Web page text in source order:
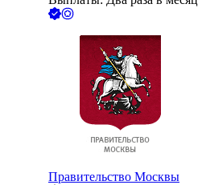
Правительство Москвы